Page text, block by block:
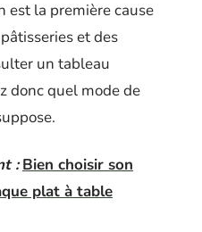
est la première cause
et des
un tableau
donc quel mode de
: Bien choisir son
plat à table